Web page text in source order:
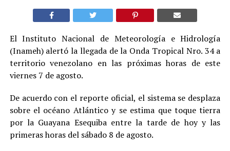
El Instituto Nacional de Meteorología e Hidrología
(Inameh) alertó la llegada de la Onda Tropical Nro. 34 a
territorio venezolano en las próximas horas de este
viernes 7 de agosto.
De acuerdo con el reporte oficial, el sistema se desplaza
sobre el océano Atlántico y se estima que toque tierra
por la Guayana Esequiba entre la tarde de hoy y las
primeras horas del sábado 8 de agosto.